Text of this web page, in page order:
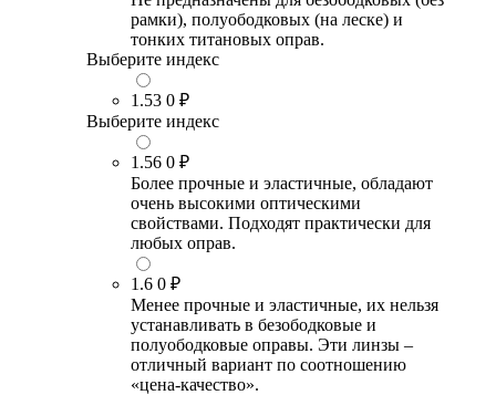
рамки), полуободковых (на леске) и
тонких титановых оправ.
Выберите индекс
1.53 0 ₽
Выберите индекс
1.56 0 ₽
Более прочные и эластичные, обладают
очень высокими оптическими
свойствами. Подходят практически для
любых оправ.
1.6 0 ₽
Менее прочные и эластичные, их нельзя
устанавливать в безободковые и
полуободковые оправы. Эти линзы –
отличный вариант по соотношению
«цена-качество».